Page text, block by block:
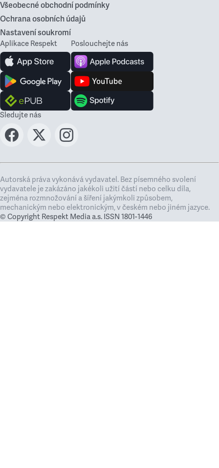
Všeobecné obchodní podmínky
Ochrana osobních údajů
Nastavení soukromí
Aplikace Respekt Poslouchejte nás
Sledujte nás
Autorská práva vykonává vydavatel. Bez písemného svolení
vydavatele je zakázáno jakékoli užití částí nebo celku díla,
zejména rozmnožování a šíření jakýmkoli způsobem,
mechanickým nebo elektronickým, v českém nebo jiném jazyce.
© Copyright Respekt Media a.s. ISSN 1801-1446